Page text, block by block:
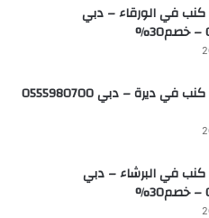
في الورقاء – دبي
شركة تنظيف كنب في ديرة – دبي 0555980700
في البرشاء – دبي